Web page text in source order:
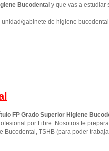
Bucodental y que vas a estudiar
gabinete de higiene bucodental.
FP Grado Superior Higiene
por Libre. Nosotros te
TSHB (para poder